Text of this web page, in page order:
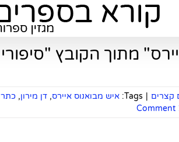
מתוך הקובץ "סיפורי
קצרים |
Tags: איש מבואנוס איירס,דן מירון,כתר